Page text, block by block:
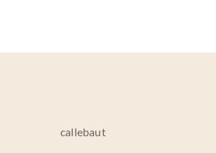
callebaut